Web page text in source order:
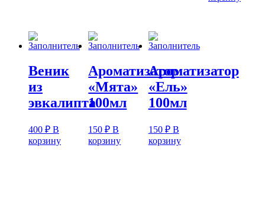
Веник
из
эвкалипта
400 ₽ В
корзину
Ароматизатор
«Мята»
100мл
150₽ В
корзину
Ароматизатор
«Ель»
100мл
150 ₽ В
корзину